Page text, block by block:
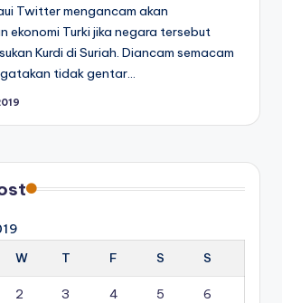
Twitter mengancam akan
ekonomi Turki jika negara tersebut
Kurdi di Suriah. Diancam semacam
tidak gentar…
W T F S S
2 3 4 5 6